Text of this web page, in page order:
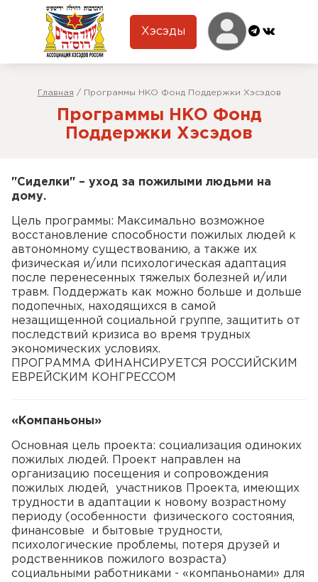
Хэсэды
Главная / Программы НКО Фонд Поддержки Хэсэдов
Программы НКО Фонд
Поддержки Хэсэдов
"Сиделки" – уход за пожилыми людьми на
дому.
Цель программы: Максимально возможное
восстановление способности пожилых людей к
автономному существованию, а также их
физическая и/или психологическая адаптация
после перенесенных тяжелых болезней и/или
травм. Поддержать как можно больше и дольше
подопечных, находящихся в самой
незащищенной социальной группе, защитить от
последствий кризиса во время трудных
экономических условиях.
ПРОГРАММА ФИНАНСИРУЕТСЯ РОССИЙСКИМ
ЕВРЕЙСКИМ КОНГРЕССОМ
«Компаньоны»
Основная цель проекта: социализация одиноких
пожилых людей. Проект направлен на
организацию посещения и сопровождения
пожилых людей, участников Проекта, имеющих
трудности в адаптации к новому возрастному
периоду (особенности физического состояния,
финансовые и бытовые трудности,
психологические проблемы, потеря друзей и
родственников пожилого возраста)
социальными работниками - «компаньонами» для